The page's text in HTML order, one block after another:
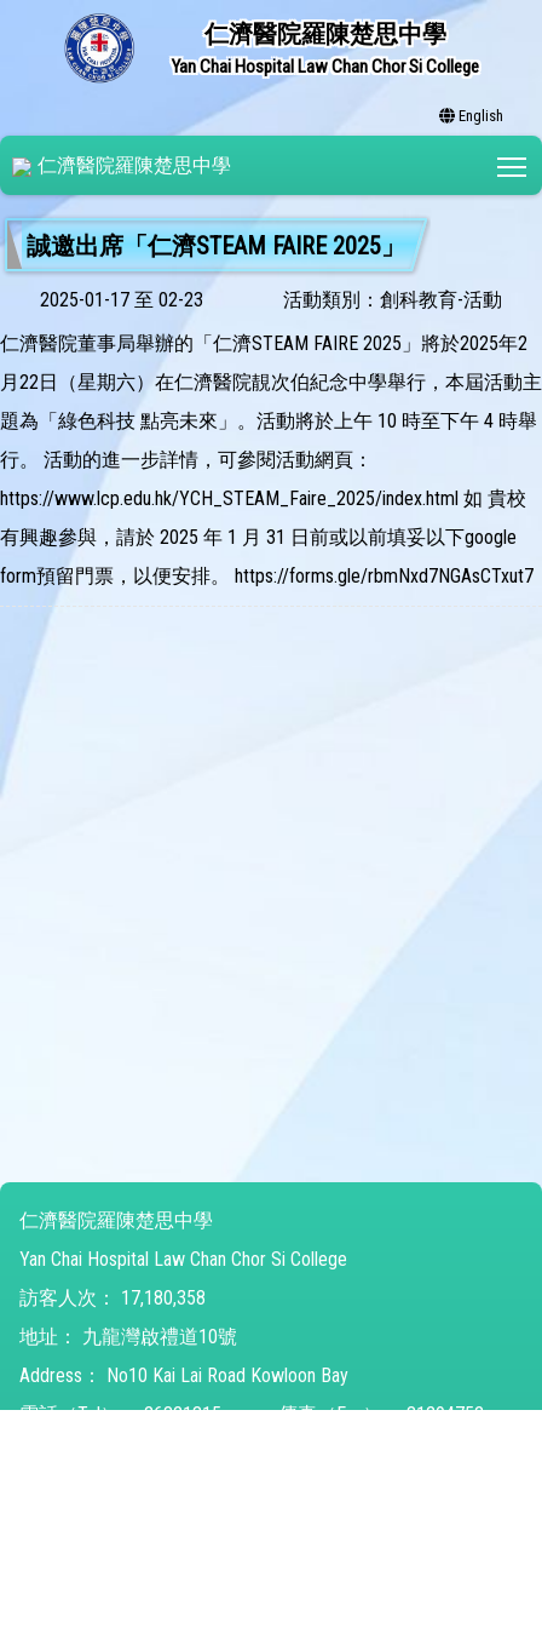
仁濟醫院羅陳楚思中學
Yan Chai Hospital Law Chan Chor Si College
English
仁濟醫院羅陳楚思中學
誠邀出席「仁濟STEAM FAIRE 2025」
2025-01-17 至 02-23
活動類別：創科教育-活動
仁濟醫院董事局舉辦的「仁濟STEAM FAIRE 2025」將於2025年2
月22日（星期六）在仁濟醫院靚次伯紀念中學舉行，本屆活動主
題為「綠色科技 點亮未來」。活動將於上午 10 時至下午 4 時舉
行。 活動的進一步詳情，可參閱活動網頁：
https://www.lcp.edu.hk/YCH_STEAM_Faire_2025/index.html 如 貴校
有興趣參與，請於 2025 年 1 月 31 日前或以前填妥以下google
form預留門票，以便安排。 https://forms.gle/rbmNxd7NGAsCTxut7
仁濟醫院羅陳楚思中學
Yan Chai Hospital Law Chan Chor Si College
訪客人次：
17,180,358
地址：
九龍灣啟禮道10號
Address：
No10 Kai Lai Road Kowloon Bay
電話（Tel）： 26821315 傳真（Fax）： 31294752